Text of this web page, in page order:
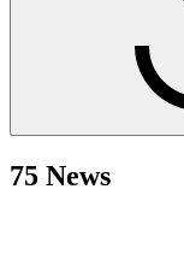
75 News